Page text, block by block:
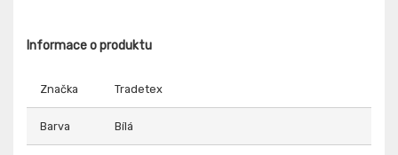
Informace o produktu
Značka Tradetex
Barva Bílá